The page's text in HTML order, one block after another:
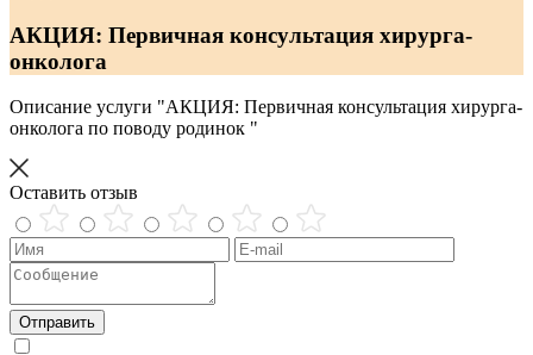
АКЦИЯ: Первичная консультация хирурга-
онколога
Описание услуги "АКЦИЯ: Первичная консультация хирурга-
онколога по поводу родинок "
Оставить отзыв
Отправить